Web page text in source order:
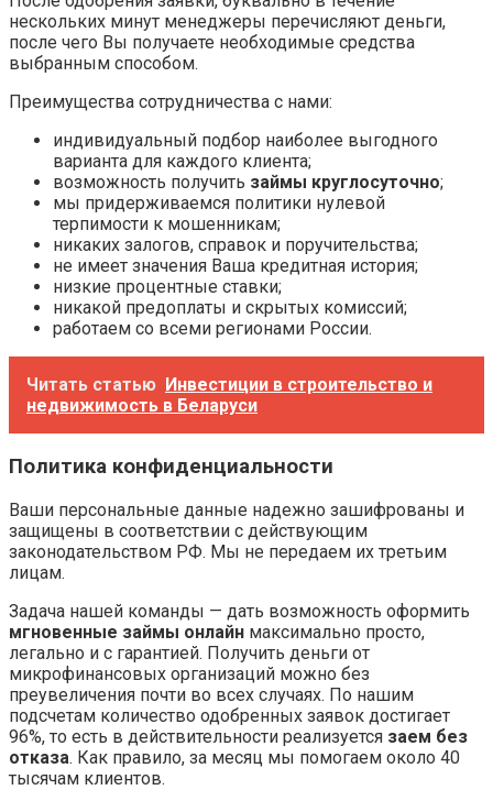
нескольких минут менеджеры перечисляют деньги,
после чего Вы получаете необходимые средства
выбранным способом.
Преимущества сотрудничества с нами:
индивидуальный подбор наиболее выгодного
варианта для каждого клиента;
возможность получить займы круглосуточно;
мы придерживаемся политики нулевой
терпимости к мошенникам;
никаких залогов, справок и поручительства;
не имеет значения Ваша кредитная история;
низкие процентные ставки;
никакой предоплаты и скрытых комиссий;
работаем со всеми регионами России.
Читать статью Инвестиции в строительство и
недвижимость в Беларуси
Политика конфиденциальности
Ваши персональные данные надежно зашифрованы и
защищены в соответствии с действующим
законодательством РФ. Мы не передаем их третьим
лицам.
Задача нашей команды — дать возможность оформить
мгновенные займы онлайн максимально просто,
легально и с гарантией. Получить деньги от
микрофинансовых организаций можно без
преувеличения почти во всех случаях. По нашим
подсчетам количество одобренных заявок достигает
96%, то есть в действительности реализуется заем без
отказа. Как правило, за месяц мы помогаем около 40
тысячам клиентов.